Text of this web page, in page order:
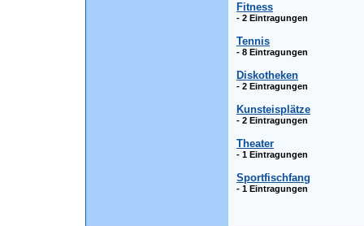
Fitness
- 2 Eintragungen
Tennis
- 8 Eintragungen
Diskotheken
- 2 Eintragungen
Kunsteisplätze
- 2 Eintragungen
Theater
- 1 Eintragungen
Sportfischfang
- 1 Eintragungen